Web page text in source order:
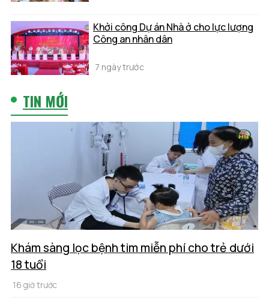
Khởi công Dự án Nhà ở cho lực lượng
Công an nhân dân
7 ngày trước
TIN MỚI
Khám sàng lọc bệnh tim miễn phí cho trẻ dưới
18 tuổi
16 giờ trước